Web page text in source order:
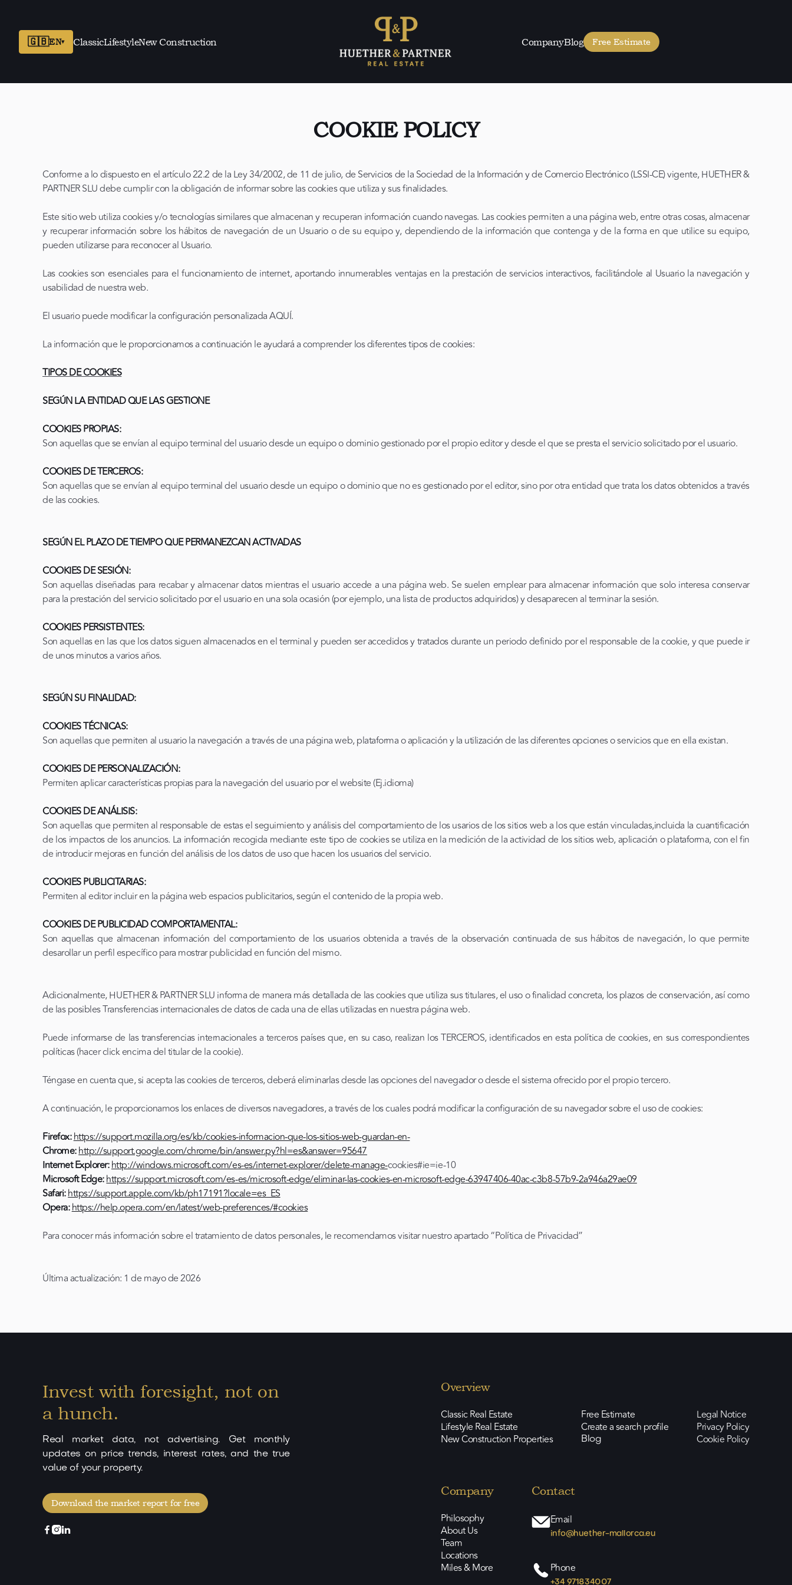
🇬🇧EN▾ ClassicLifestyleNew Construction CompanyBlog Free Estimate
COOKIE POLICY
Conforme a lo dispuesto en el artículo 22.2 de la Ley 34/2002, de 11 de julio, de Servicios de la Sociedad de la Información y de Comercio Electrónico (LSSI-CE) vigente, HUETHER &
PARTNER SLU debe cumplir con la obligación de informar sobre las cookies que utiliza y sus finalidades.
Este sitio web utiliza cookies y/o tecnologías similares que almacenan y recuperan información cuando navegas. Las cookies permiten a una página web, entre otras cosas, almacenar
y recuperar información sobre los hábitos de navegación de un Usuario o de su equipo y, dependiendo de la información que contenga y de la forma en que utilice su equipo,
pueden utilizarse para reconocer al Usuario.
Las cookies son esenciales para el funcionamiento de internet, aportando innumerables ventajas en la prestación de servicios interactivos, facilitándole al Usuario la navegación y
usabilidad de nuestra web.
El usuario puede modificar la configuración personalizada AQUÍ.
La información que le proporcionamos a continuación le ayudará a comprender los diferentes tipos de cookies:
TIPOS DE COOKIES
SEGÚN LA ENTIDAD QUE LAS GESTIONE
COOKIES PROPIAS:
Son aquellas que se envían al equipo terminal del usuario desde un equipo o dominio gestionado por el propio editor y desde el que se presta el servicio solicitado por el usuario.
COOKIES DE TERCEROS:
Son aquellas que se envían al equipo terminal del usuario desde un equipo o dominio que no es gestionado por el editor, sino por otra entidad que trata los datos obtenidos a través
de las cookies.
SEGÚN EL PLAZO DE TIEMPO QUE PERMANEZCAN ACTIVADAS
COOKIES DE SESIÓN:
Son aquellas diseñadas para recabar y almacenar datos mientras el usuario accede a una página web. Se suelen emplear para almacenar información que solo interesa conservar
para la prestación del servicio solicitado por el usuario en una sola ocasión (por ejemplo, una lista de productos adquiridos) y desaparecen al terminar la sesión.
COOKIES PERSISTENTES:
Son aquellas en las que los datos siguen almacenados en el terminal y pueden ser accedidos y tratados durante un periodo definido por el responsable de la cookie, y que puede ir
de unos minutos a varios años.
SEGÚN SU FINALIDAD:
COOKIES TÉCNICAS:
Son aquellas que permiten al usuario la navegación a través de una página web, plataforma o aplicación y la utilización de las diferentes opciones o servicios que en ella existan.
COOKIES DE PERSONALIZACIÓN:
Permiten aplicar características propias para la navegación del usuario por el website (Ej.idioma)
COOKIES DE ANÁLISIS:
Son aquellas que permiten al responsable de estas el seguimiento y análisis del comportamiento de los usarios de los sitios web a los que están vinculadas,incluida la cuantificación
de los impactos de los anuncios. La información recogida mediante este tipo de cookies se utiliza en la medición de la actividad de los sitios web, aplicación o plataforma, con el fin
de introducir mejoras en función del análisis de los datos de uso que hacen los usuarios del servicio.
COOKIES PUBLICITARIAS:
Permiten al editor incluir en la página web espacios publicitarios, según el contenido de la propia web.
COOKIES DE PUBLICIDAD COMPORTAMENTAL:
Son aquellas que almacenan información del comportamiento de los usuarios obtenida a través de la observación continuada de sus hábitos de navegación, lo que permite
desarollar un perfil específico para mostrar publicidad en función del mismo.
Adicionalmente, HUETHER & PARTNER SLU informa de manera más detallada de las cookies que utiliza sus titulares, el uso o finalidad concreta, los plazos de conservación, así como
de las posibles Transferencias internacionales de datos de cada una de ellas utilizadas en nuestra página web.
Puede informarse de las transferencias internacionales a terceros países que, en su caso, realizan los TERCEROS, identificados en esta política de cookies, en sus correspondientes
políticas (hacer click encima del titular de la cookie).
Téngase en cuenta que, si acepta las cookies de terceros, deberá eliminarlas desde las opciones del navegador o desde el sistema ofrecido por el propio tercero.
A continuación, le proporcionamos los enlaces de diversos navegadores, a través de los cuales podrá modificar la configuración de su navegador sobre el uso de cookies:
Firefox:https://support.mozilla.org/es/kb/cookies-informacion-que-los-sitios-web-guardan-en-
Chrome:http://support.google.com/chrome/bin/answer.py?hl=es&answer=95647
Internet Explorer:http://windows.microsoft.com/es-es/internet-explorer/delete-manage-cookies#ie=ie-10
Microsoft Edge:https://support.microsoft.com/es-es/microsoft-edge/eliminar-las-cookies-en-microsoft-edge-63947406-40ac-c3b8-57b9-2a946a29ae09
Safari:https://support.apple.com/kb/ph17191?locale=es_ES
Opera:https://help.opera.com/en/latest/web-preferences/#cookies
Para conocer más información sobre el tratamiento de datos personales, le recomendamos visitar nuestro apartado “Política de Privacidad”
Última actualización: 1 de mayo de 2026
Invest with foresight, not on
a hunch.
Real market data, not advertising. Get monthly
updates on price trends, interest rates, and the true
value of your property.
Download the market report for free
 
Overview
Classic Real Estate
Lifestyle Real Estate
New Construction Properties
Free Estimate
Create a search profile
Blog
Legal Notice
Privacy Policy
Cookie Policy
Company
Philosophy
About Us
Team
Locations
Miles & More
Contact
Email
info@huether-mallorca.eu
Phone
+34 971834007